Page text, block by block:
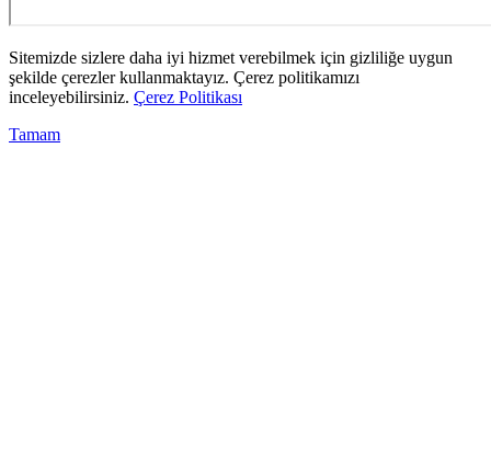
Sitemizde sizlere daha iyi hizmet verebilmek için gizliliğe uygun
şekilde çerezler kullanmaktayız. Çerez politikamızı
inceleyebilirsiniz. Çerez Politikası
Tamam